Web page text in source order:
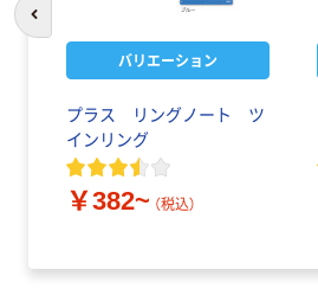
バリエーション
プラス リングノート ツ
インリング
￥382~ （税込）
前のスライドへ